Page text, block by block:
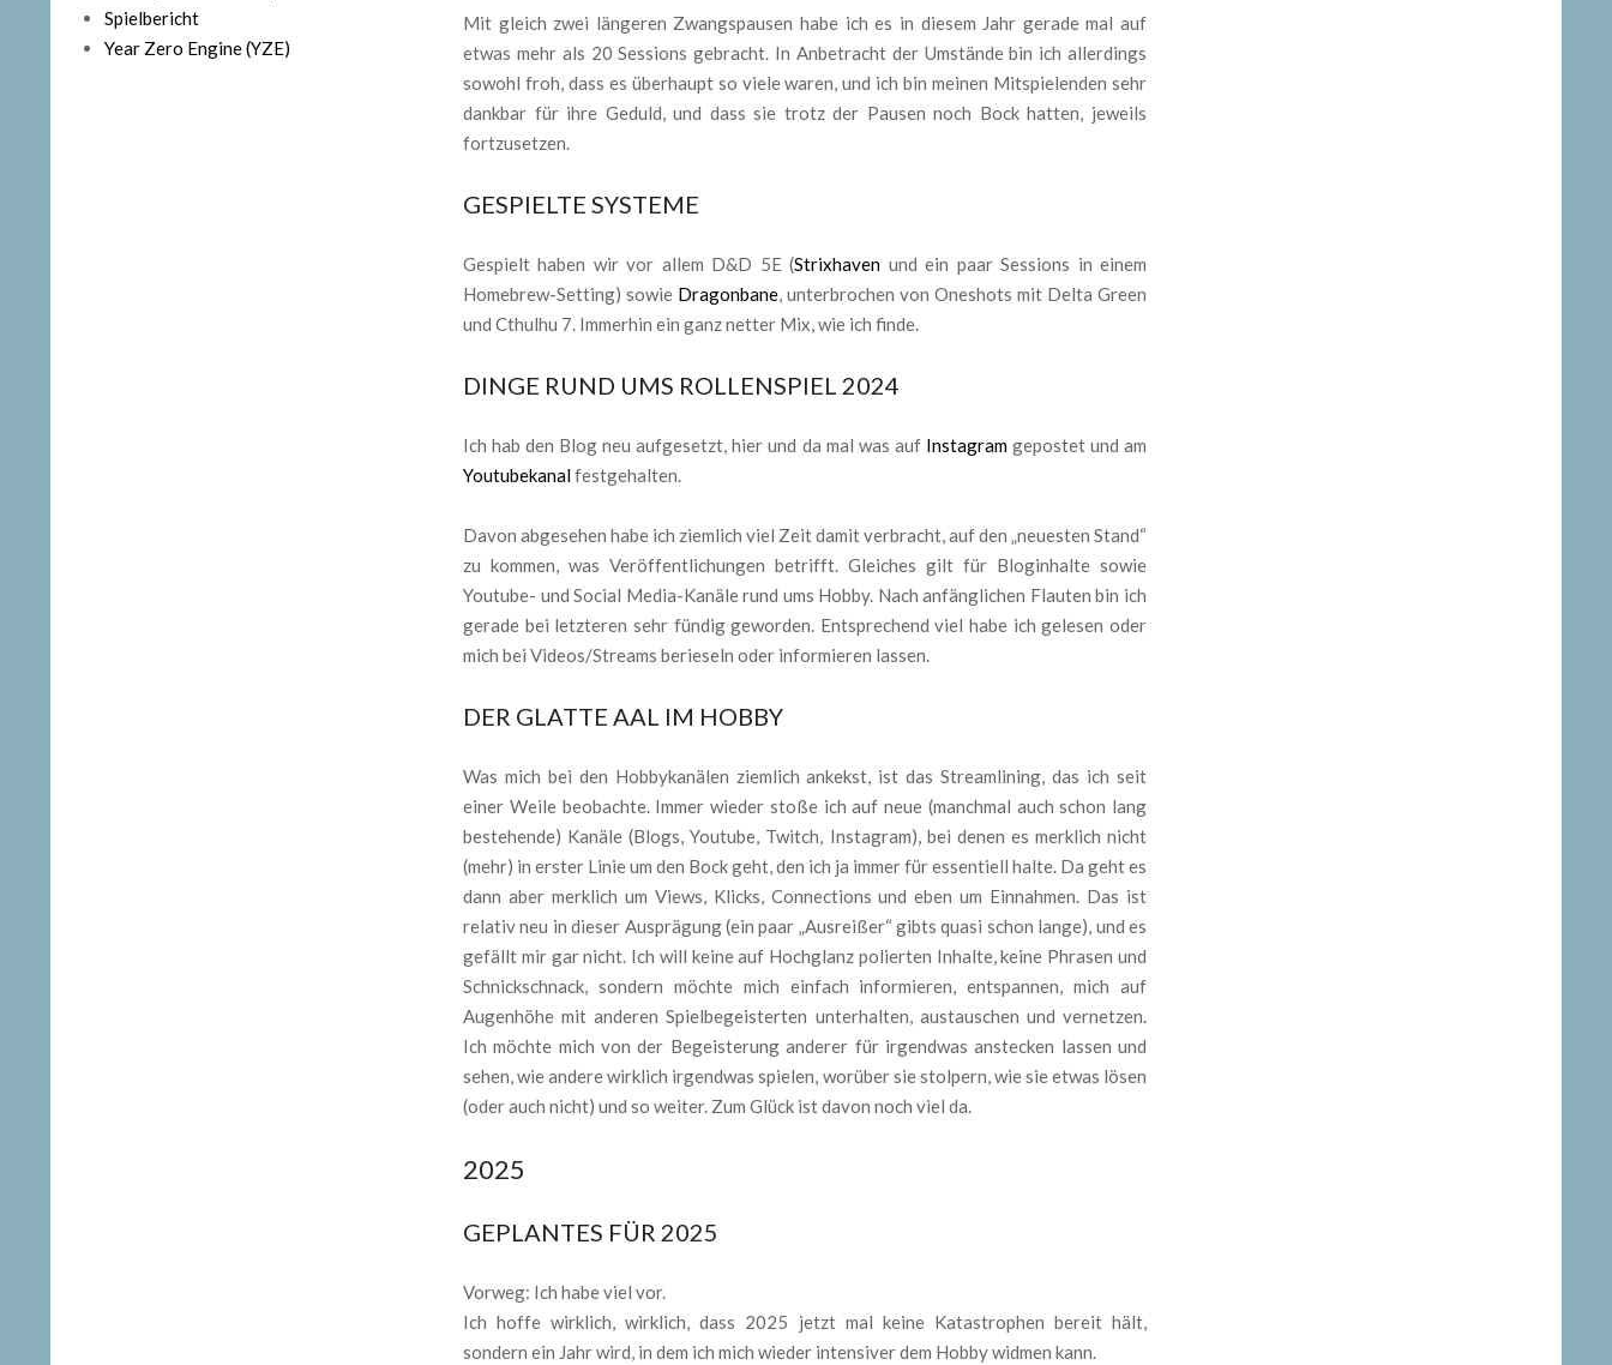
Mit gleich zwei längeren Zwangspausen habe ich es in diesem Jahr gerade mal auf
etwas mehr als 20 Sessions gebracht. In Anbetracht der Umstände bin ich allerdings
sowohl froh, dass es überhaupt so viele waren, und ich bin meinen Mitspielenden sehr
dankbar für ihre Geduld, und dass sie trotz der Pausen noch Bock hatten, jeweils
fortzusetzen.
GESPIELTE SYSTEME
Gespielt haben wir vor allem D&D 5E (Strixhaven und ein paar Sessions in einem
Homebrew-Setting) sowie Dragonbane, unterbrochen von Oneshots mit Delta Green
und Cthulhu 7. Immerhin ein ganz netter Mix, wie ich finde.
DINGE RUND UMS ROLLENSPIEL 2024
Ich hab den Blog neu aufgesetzt, hier und da mal was auf Instagramgepostet und am
Youtubekanalfestgehalten.
Davon abgesehen habe ich ziemlich viel Zeit damit verbracht, auf den „neuesten Stand“
zu kommen, was Veröffentlichungen betrifft. Gleiches gilt für Bloginhalte sowie
Youtube- und Social Media-Kanäle rund ums Hobby. Nach anfänglichen Flauten bin ich
gerade bei letzteren sehr fündig geworden. Entsprechend viel habe ich gelesen oder
mich bei Videos/Streams berieseln oder informieren lassen.
DER GLATTE AAL IM HOBBY
Was mich bei den Hobbykanälen ziemlich ankekst, ist das Streamlining, das ich seit
einer Weile beobachte. Immer wieder stoße ich auf neue (manchmal auch schon lang
bestehende) Kanäle (Blogs, Youtube, Twitch, Instagram), bei denen es merklich nicht
(mehr) in erster Linie um den Bock geht, den ich ja immer für essentiell halte. Da geht es
dann aber merklich um Views, Klicks, Connections und eben um Einnahmen. Das ist
relativ neu in dieser Ausprägung (ein paar „Ausreißer“ gibts quasi schon lange), und es
gefällt mir gar nicht. Ich will keine auf Hochglanz polierten Inhalte, keine Phrasen und
Schnickschnack, sondern möchte mich einfach informieren, entspannen, mich auf
Augenhöhe mit anderen Spielbegeisterten unterhalten, austauschen und vernetzen.
Ich möchte mich von der Begeisterung anderer für irgendwas anstecken lassen und
sehen, wie andere wirklich irgendwas spielen, worüber sie stolpern, wie sie etwas lösen
(oder auch nicht) und so weiter. Zum Glück ist davon noch viel da.
2025
GEPLANTES FÜR 2025
Vorweg: Ich habe viel vor.
Ich hoffe wirklich, wirklich, dass 2025 jetzt mal keine Katastrophen bereit hält,
sondern ein Jahr wird, in dem ich mich wieder intensiver dem Hobby widmen kann.
Spielbericht
Year Zero Engine (YZE)